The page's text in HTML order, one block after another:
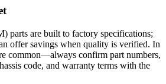
parts are built to factory specifications;
offer savings when quality is verified. In
common—always confirm part numbers,
code, and warranty terms with the